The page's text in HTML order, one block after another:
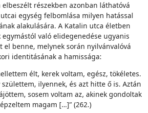
részekben azonban láthatóvá
egység felbomlása milyen hatással
alakulására. A Katalin utca életben
való elidegenedése ugyanis
benne, melynek során nyilvánvalóvá
identitásának a hamissága:
élt, kerek voltam, egész, tökéletes.
ilyennek, és azt hitte ő is. Aztán
sosem voltam az, akinek gondoltak
magam […]” (262.)